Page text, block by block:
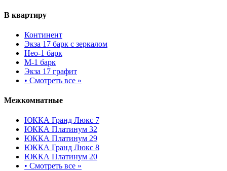
В квартиру
Континент
Экза 17 барк с зеркалом
Нео-1 барк
М-1 барк
Экза 17 графит
• Смотреть все »
Межкомнатные
ЮККА Гранд Люкс 7
ЮККА Платинум 32
ЮККА Платинум 29
ЮККА Гранд Люкс 8
ЮККА Платинум 20
• Смотреть все »